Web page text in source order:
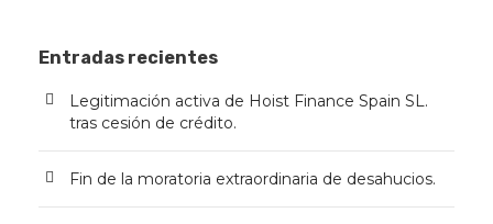
Entradas recientes
Legitimación activa de Hoist Finance Spain SL.
tras cesión de crédito.
Fin de la moratoria extraordinaria de desahucios.